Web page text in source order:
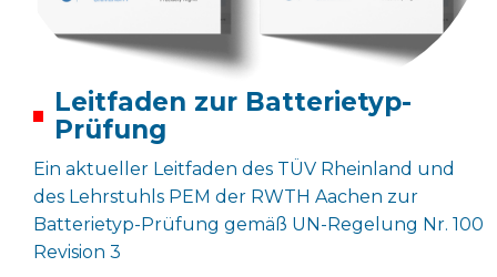
Leitfaden zur Batterietyp-
Prüfung
Ein aktueller Leitfaden des TÜV Rheinland und
des Lehrstuhls PEM der RWTH Aachen zur
Batterietyp-Prüfung gemäß UN-Regelung Nr. 100
Revision 3